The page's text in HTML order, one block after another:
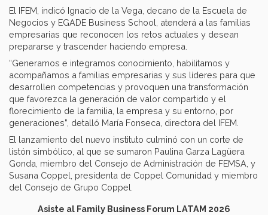
El IFEM, indicó Ignacio de la Vega, decano de la Escuela de
Negocios y EGADE Business School, atenderá a las familias
empresarias que reconocen los retos actuales y desean
prepararse y trascender haciendo empresa.
“Generamos e integramos conocimiento, habilitamos y
acompañamos a familias empresarias y sus líderes para que
desarrollen competencias y provoquen una transformación
que favorezca la generación de valor compartido y el
florecimiento de la familia, la empresa y su entorno, por
generaciones”, detalló María Fonseca, directora del IFEM.
El lanzamiento del nuevo instituto culminó con un corte de
listón simbólico, al que se sumaron Paulina Garza Lagüera
Gonda, miembro del Consejo de Administración de FEMSA, y
Susana Coppel, presidenta de Coppel Comunidad y miembro
del Consejo de Grupo Coppel.
Asiste al Family Business Forum LATAM 2026